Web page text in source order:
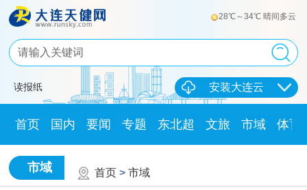
28℃～34℃ 晴间多云
读报纸 安装大连云
首页 国内 要闻 专题 东北超 文旅 市域 体育
市域 首页 > 市域